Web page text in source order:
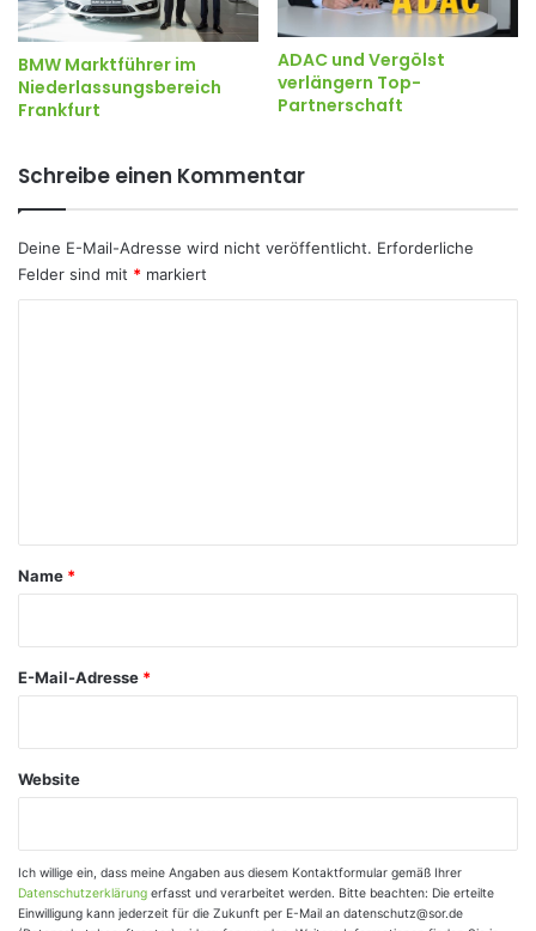
BMW Marktführer im
Niederlassungsbereich
Frankfurt
ADAC und Vergölst
verlängern Top-
Partnerschaft
Schreibe einen Kommentar
Deine E-Mail-Adresse wird nicht veröffentlicht. Erforderliche
Felder sind mit * markiert
a
Name *
E-Mail-Adresse *
Website
Ich willige ein, dass meine Angaben aus diesem Kontaktformular gemäß Ihrer
Datenschutzerklärung erfasst und verarbeitet werden. Bitte beachten: Die erteilte
Einwilligung kann jederzeit für die Zukunft per E-Mail an datenschutz@sor.de